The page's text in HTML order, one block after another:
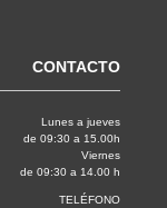
CONTACTO
Lunes a jueves
de 09:30 a 15.00h
Viernes
de 09:30 a 14.00 h
TELÉFONO